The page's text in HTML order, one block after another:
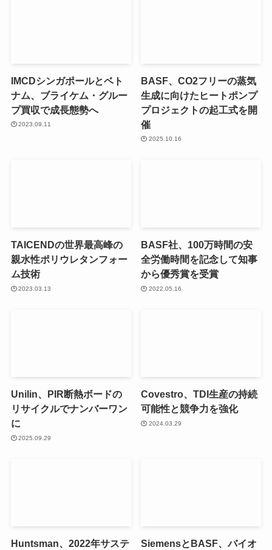
IMCDシンガポールとベト
ナム、ブライケム・グルー
プ買収で成長態勢へ
2023.09.11
BASF、CO2フリーの蒸気
生成に向けたヒートポンプ
プロジェクトの起工式を開
催
2025.10.16
TAICENDの世界最高峰の
親水性ポリウレタンフォー
ム技術
2023.03.13
BASF社、100万時間の安
全労働時間を記念して知事
から優秀賞を受賞
2022.05.16
Unilin、PIR断熱ボードの
リサイクルでナンバーワン
に
2025.09.29
Covestro、TDI生産の持続
可能性と競争力を強化
2024.03.29
Huntsman、2022年サステ
SiemensとBASF、バイオ